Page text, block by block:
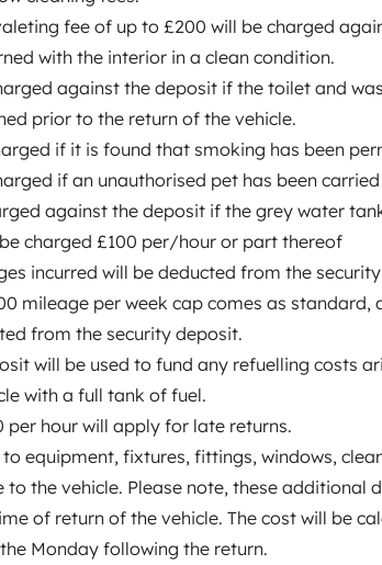
fee of up to £200 will be charged
with the interior in a clean condition.
against the deposit if the toilet and
prior to the return of the vehicle.
if it is found that smoking has been
if an unauthorised pet has been
against the deposit if the grey water
charged £100 per/hour or part thereof
incurred will be deducted from the
mileage per week cap comes as standard,
from the security deposit.
will be used to fund any refuelling costs
with a full tank of fuel.
per hour will apply for late returns.
equipment, fixtures, fittings, windows,
to the vehicle. Please note, these additional
of return of the vehicle. The cost will be
Monday following the return.
WC
Frigorifero
Servosterzo
Chiusura centralizzata
Data di immatricolazione
2023